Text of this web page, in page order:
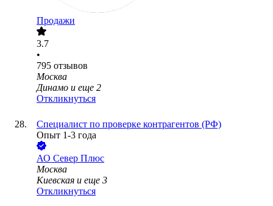
Продажи
3.7
•
795 отзывов
Москва
Динамо и еще 2
Откликнуться
Специалист по проверке контрагентов (РФ)
Опыт 1-3 года
АО Север Плюс
Москва
Киевская и еще 3
Откликнуться